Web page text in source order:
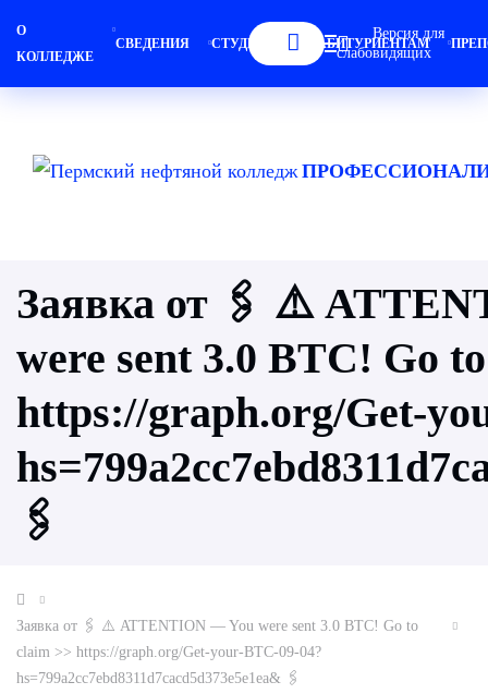
О
КОЛЛЕДЖЕ
СВЕДЕНИЯ СТУДЕНТАМ АБИТУРИЕНТАМ
Версия для
слабовидящих
Заявка от 🖇 ⚠️
were sent 3.0 BTC! Go
https://graph.org/Get-
🖇
Заявка от 🖇 ⚠️ ATTENTION — You were sent 3.0 BTC! Go to
claim >> https://graph.org/Get-your-BTC-09-04?
hs=799a2cc7ebd8311d7cacd5d373e5e1ea& 🖇